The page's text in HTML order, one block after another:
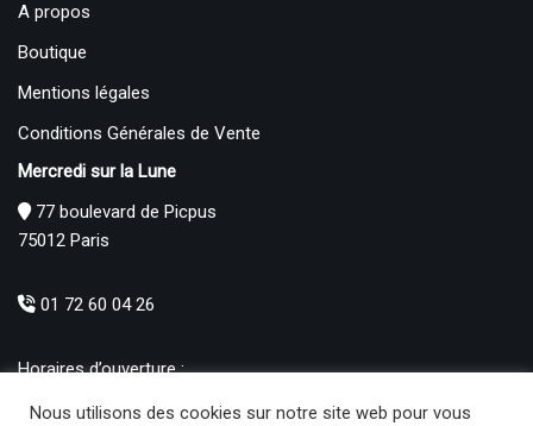
A propos
Boutique
Mentions légales
Conditions Générales de Vente
Mercredi sur la Lune
77 boulevard de Picpus
75012 Paris
01 72 60 04 26
Horaires d’ouverture :
Nous utilisons des cookies sur notre site web pour vous